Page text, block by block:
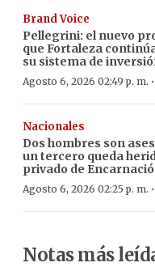
Brand Voice
Pellegrini: el nuevo
que Fortaleza
su sistema de
Agosto 6, 2026 02:49 p. m. ·
Nacionales
Dos hombres son
un tercero queda
privado de
Agosto 6, 2026 02:25 p. m. ·
Notas más